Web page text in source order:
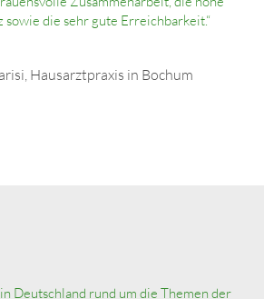
sowie die sehr gute Erreichbarkeit.“
Hausarztpraxis in Bochum
Deutschland rund um die Themen der